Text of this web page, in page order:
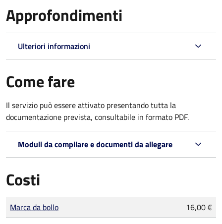
Approfondimenti
Ulteriori informazioni
Come fare
Il servizio può essere attivato presentando tutta la
documentazione prevista, consultabile in formato PDF.
Moduli da compilare e documenti da allegare
Costi
Tipo di pagamento
Importo
Marca da bollo 16,00 €